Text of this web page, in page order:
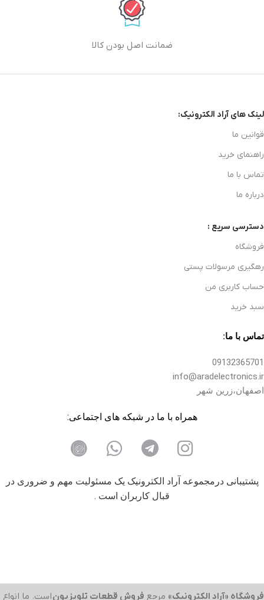
ضمانت اصل بودن کالا
لینک های آراد الکترونیک:
قوانین ما
راهنمای خرید
تماس با ما
درباره ما
دسترسی سریع :
فروشگاه
رهگیری مرسولات پستی
حساب کاربری من
سبد خرید
تماس با ما:
09132365701
info@aradelectronics.ir
اصفهان،زرین شهر
همراه با ما در شبکه های اجتماعی:
پشتیبانی درمجموعه آراد الکترونیک یک مسئولیت مهم و ضروری در
قبال کاربران است .
فروشگاه «آراد الکترونیک» مرجع فروش قطعات تلویزیوناست. ما انواع